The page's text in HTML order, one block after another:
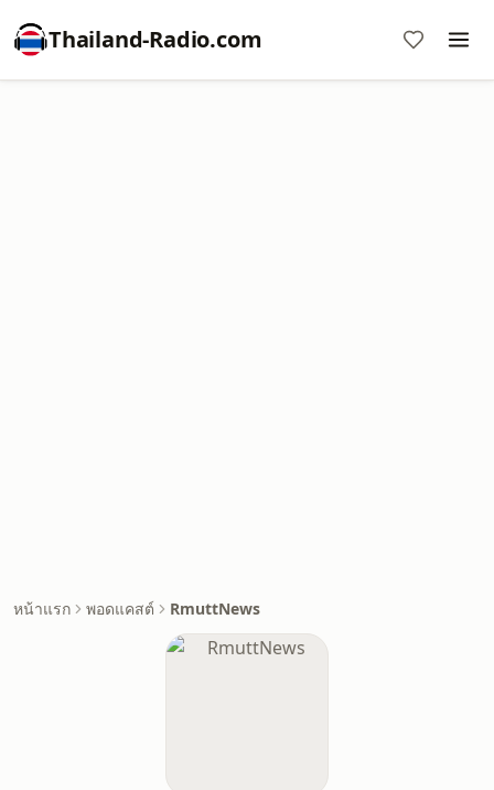
Thailand-Radio.com
หน้าแรก พอดแคสต์ RmuttNews